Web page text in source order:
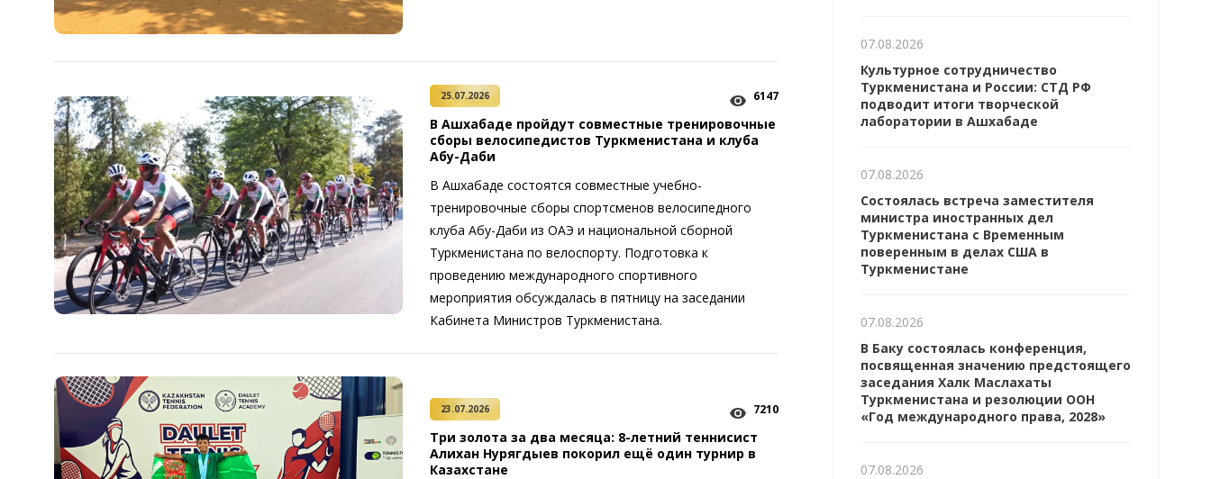
25.07.2026 6147
В Ашхабаде пройдут совместные тренировочные
сборы велосипедистов Туркменистана и клуба
Абу-Даби
В Ашхабаде состоятся совместные учебно-
тренировочные сборы спортсменов велосипедного
клуба Абу-Даби из ОАЭ и национальной сборной
Туркменистана по велоспорту. Подготовка к
проведению международного спортивного
мероприятия обсуждалась в пятницу на заседании
Кабинета Министров Туркменистана.
23.07.2026 7210
Три золота за два месяца: 8-летний теннисист
Алихан Нурягдыев покорил ещё один турнир в
Казахстане
07.08.2026
Культурное сотрудничество
Туркменистана и России: СТД РФ
подводит итоги творческой
лаборатории в Ашхабаде
07.08.2026
Состоялась встреча заместителя
министра иностранных дел
Туркменистана с Временным
поверенным в делах США в
Туркменистане
07.08.2026
В Баку состоялась конференция,
посвященная значению предстоящего
заседания Халк Маслахаты
Туркменистана и резолюции ООН
«Год международного права, 2028»
07.08.2026